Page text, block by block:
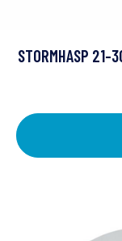
STORMHASP 21-